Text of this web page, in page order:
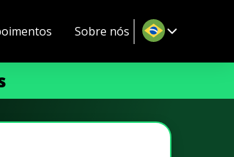
Sobre nós